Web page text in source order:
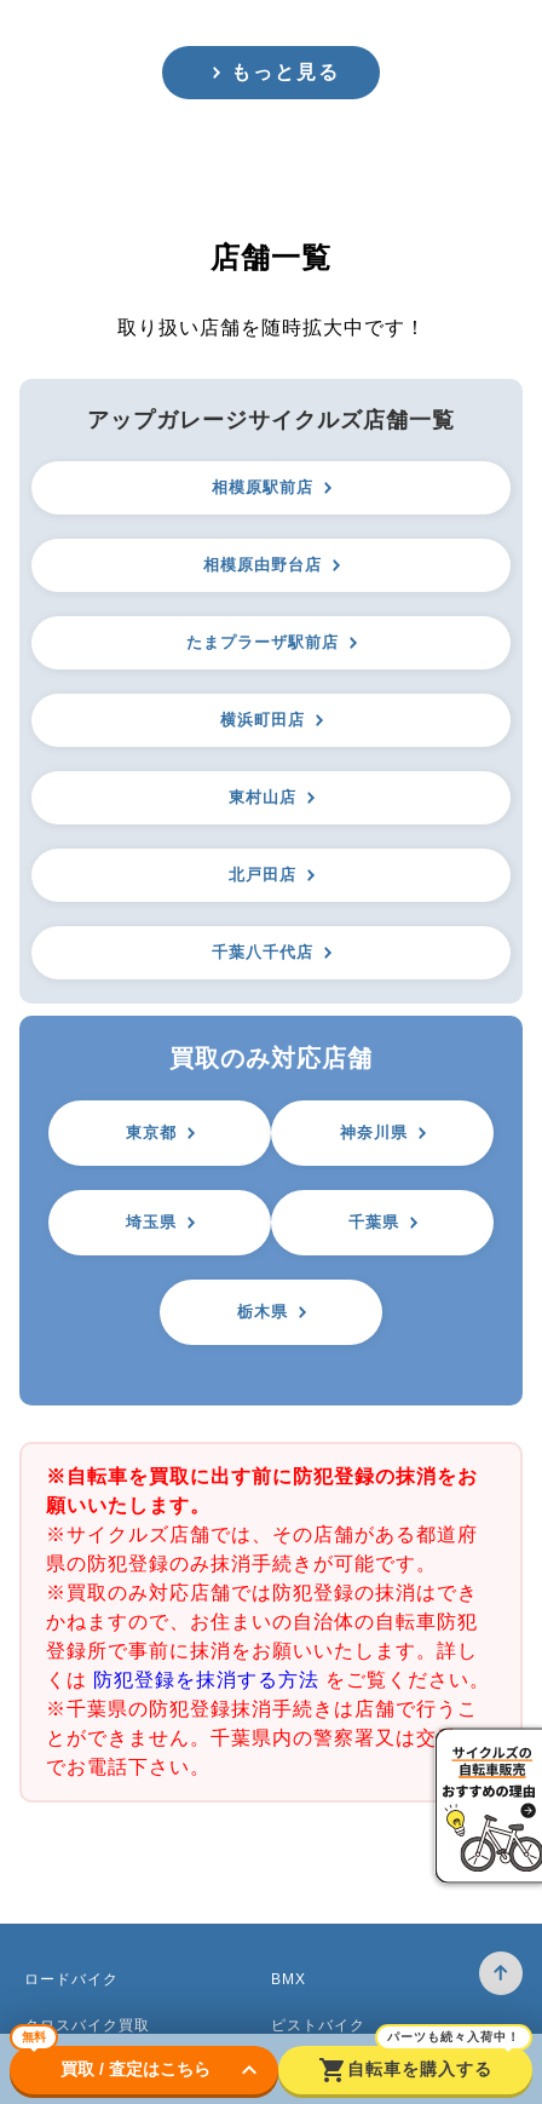
もっと見る
店舗一覧
取り扱い店舗を随時拡大中です！
アップガレージサイクルズ店舗一覧
相模原駅前店
相模原由野台店
たまプラーザ駅前店
横浜町田店
東村山店
北戸田店
千葉八千代店
買取のみ対応店舗
東京都 神奈川県
埼玉県 千葉県
栃木県
※自転車を買取に出す前に防犯登録の抹消をお
願いいたします。
※サイクルズ店舗では、その店舗がある都道府
県の防犯登録のみ抹消手続きが可能です。
※買取のみ対応店舗では防犯登録の抹消はでき
かねますので、お住まいの自治体の自転車防犯
登録所で事前に抹消をお願いいたします。詳し
くは 防犯登録を抹消する方法 をご覧ください。
※千葉県の防犯登録抹消手続きは店舗で行うこ
とができません。千葉県内の警察署又は交番ま
でお電話下さい。
無料
買取 / 査定はこちら keyboard_arrow_down shopping_cart
パーツも続々入荷中！
自転車を購入する
ロードバイク
クロスバイク買取
マウンテンバイク買取
BMX
ピストバイク
ベビーカー